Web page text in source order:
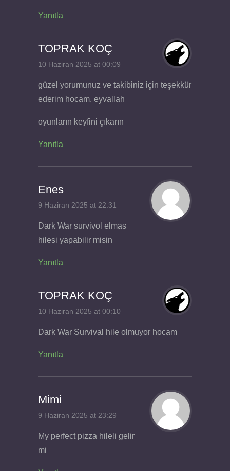
Yanıtla
TOPRAK KOÇ
10 Haziran 2025 at 00:09
güzel yorumunuz ve takibiniz için teşekkür
ederim hocam, eyvallah
oyunların keyfini çıkarın
Yanıtla
Enes
9 Haziran 2025 at 22:31
Dark War survivol elmas
hilesi yapabilir misin
Yanıtla
TOPRAK KOÇ
10 Haziran 2025 at 00:10
Dark War Survival hile olmuyor hocam
Yanıtla
Mimi
9 Haziran 2025 at 23:29
My perfect pizza hileli gelir
mi